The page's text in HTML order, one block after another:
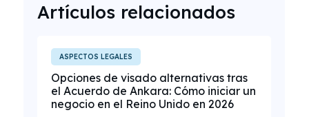
Artículos relacionados
ASPECTOS LEGALES
Opciones de visado alternativas tras
el Acuerdo de Ankara: Cómo iniciar un
negocio en el Reino Unido en 2026